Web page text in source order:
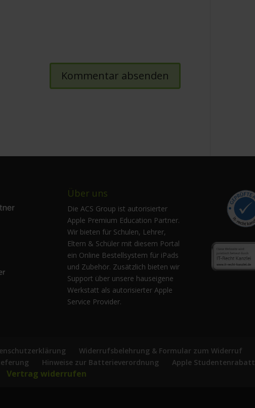
Über uns
Die ACS Group ist autorisierter
Apple Premium Education Partner.
Wir bieten für Schulen, Lehrer,
Eltern & Schüler mit diesem Portal
ein Online Bestellsystem für iPads
und Zubehör. Zusätzlich bieten wir
Support über unsere hauseigene
Werkstatt als autorisierter Apple
Service Provider.
Widerrufsbelehrung & Formular zum Widerruf
Hinweise zur Batterieverordnung Apple Studentenrabatt
Vertrag widerrufen